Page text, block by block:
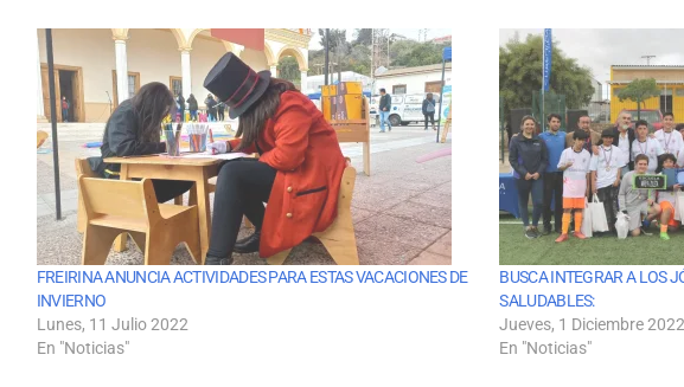
FREIRINA ANUNCIA ACTIVIDADES PARA ESTAS VACACIONES DE
INVIERNO
Lunes, 11 Julio 2022
En "Noticias"
BUSCA INTEGRAR A LOS
SALUDABLES:
Jueves, 1 Diciembre 2022
En "Noticias"